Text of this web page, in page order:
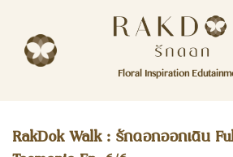
RakDok (รักดอก)
Floral Inspiration
RakDok
Menu
MAGAZINE
RakDok Walk : รักดอกออกเดิน